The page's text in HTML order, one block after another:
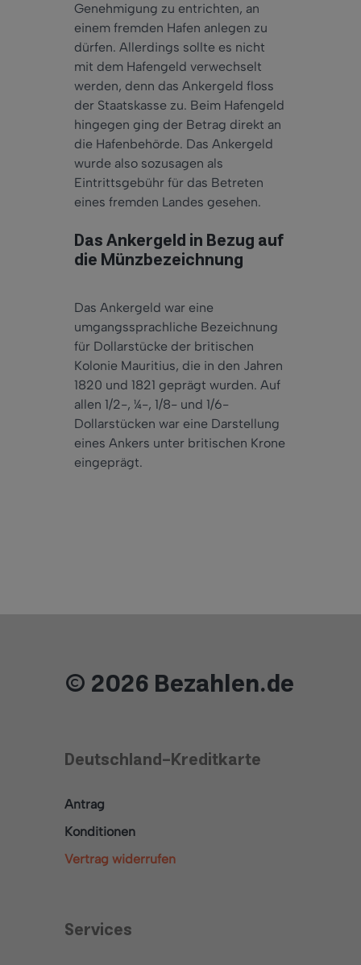
Genehmigung zu entrichten, an
einem fremden Hafen anlegen zu
dürfen. Allerdings sollte es nicht
mit dem Hafengeld verwechselt
werden, denn das Ankergeld floss
der Staatskasse zu. Beim Hafengeld
hingegen ging der Betrag direkt an
die Hafenbehörde. Das Ankergeld
wurde also sozusagen als
Eintrittsgebühr für das Betreten
eines fremden Landes gesehen.
Das Ankergeld in Bezug auf
die Münzbezeichnung
Das Ankergeld war eine
umgangssprachliche Bezeichnung
für Dollarstücke der britischen
Kolonie Mauritius, die in den Jahren
1820 und 1821 geprägt wurden. Auf
allen 1/2-, ¼-, 1/8- und 1/6-
Dollarstücken war eine Darstellung
eines Ankers unter britischen Krone
eingeprägt.
© 2026 Bezahlen.de
Deutschland-Kreditkarte
Antrag
Konditionen
Vertrag widerrufen
Services